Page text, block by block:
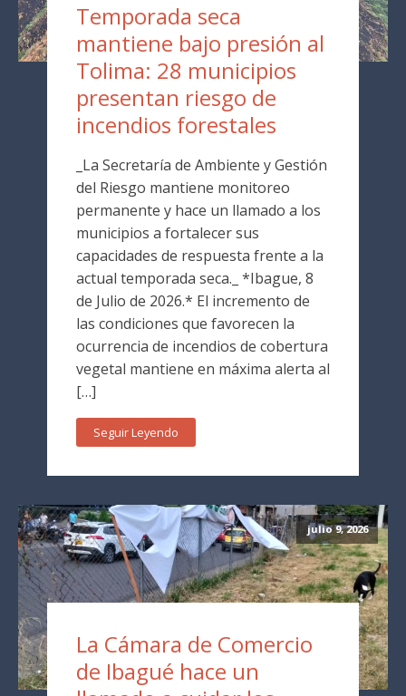
Temporada seca
mantiene bajo presión al
Tolima: 28 municipios
presentan riesgo de
incendios forestales
_La Secretaría de Ambiente y Gestión
del Riesgo mantiene monitoreo
permanente y hace un llamado a los
municipios a fortalecer sus
capacidades de respuesta frente a la
actual temporada seca._ *Ibague, 8
de Julio de 2026.* El incremento de
las condiciones que favorecen la
ocurrencia de incendios de cobertura
vegetal mantiene en máxima alerta al
[…]
Seguir Leyendo
julio 9, 2026
La Cámara de Comercio
de Ibagué hace un